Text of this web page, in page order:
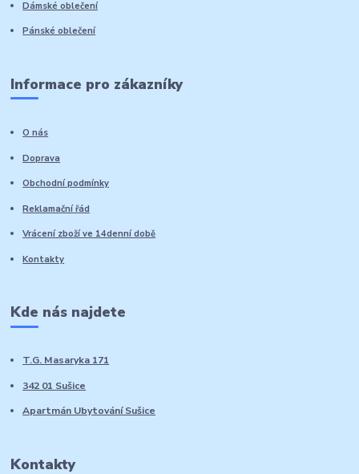
Dámské oblečení
Pánské oblečení
Informace pro zákazníky
O nás
Doprava
Obchodní podmínky
Reklamační řád
Vrácení zboží ve 14denní době
Kontakty
Kde nás najdete
T.G. Masaryka 171
342 01 Sušice
Apartmán Ubytování Sušice
Kontakty